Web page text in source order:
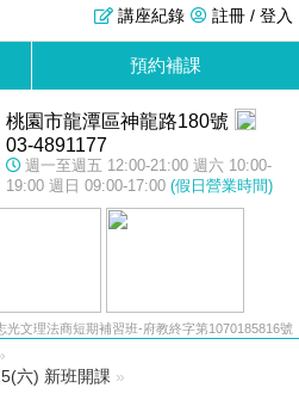
註冊 / 登入
講座紀錄
預約補課
桃園市龍潭區神龍路180號
03-4891177
週一至週五 12:00-21:00 週六 10:00-
19:00 週日 09:00-17:00 (假日營業時間)
文理法商短期補習班-府教終字第1070185816號
六) 新班開課 »